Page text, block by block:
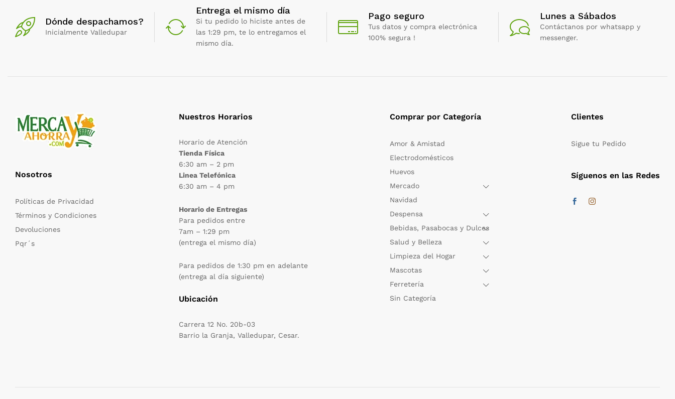
Dónde despachamos?
Inicialmente Valledupar
Entrega el mismo día
Si tu pedido lo hiciste antes de
las 1:29 pm, te lo entregamos el
mismo día.
Pago seguro
Tus datos y compra electrónica
100% segura !
Lunes a Sábados
Contáctanos por whatsapp y
messenger.
Nosotros
Políticas de Privacidad
Términos y Condiciones
Devoluciones
Pqr´s
Nuestros Horarios
Horario de Atención
Tienda Física
6:30 am – 2 pm
Linea Telefónica
6:30 am – 4 pm
Horario de Entregas
Para pedidos entre
7am – 1:29 pm
(entrega el mismo día)
Para pedidos de 1:30 pm en adelante
(entrega al día siguiente)
Ubicación
Carrera 12 No. 20b-03
Barrio la Granja, Valledupar, Cesar.
Comprar por Categoría
Amor & Amistad
Electrodomésticos
Huevos
Mercado
Navidad
Despensa
Bebidas, Pasabocas y Dulces
Salud y Belleza
Limpieza del Hogar
Mascotas
Ferretería
Sin Categoría
Clientes
Sigue tu Pedido
Síguenos en las Redes